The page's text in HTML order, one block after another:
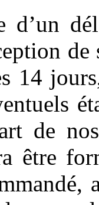
d’un
14
de
être